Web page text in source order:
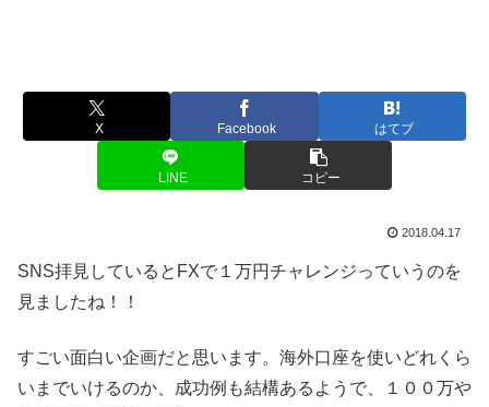
X Facebook はてブ
LINE コピー
2018.04.17
SNS拝見しているとFXで１万円チャレンジっていうのを
見ましたね！！
すごい面白い企画だと思います。海外口座を使いどれくら
いまでいけるのか、成功例も結構あるようで、１００万や